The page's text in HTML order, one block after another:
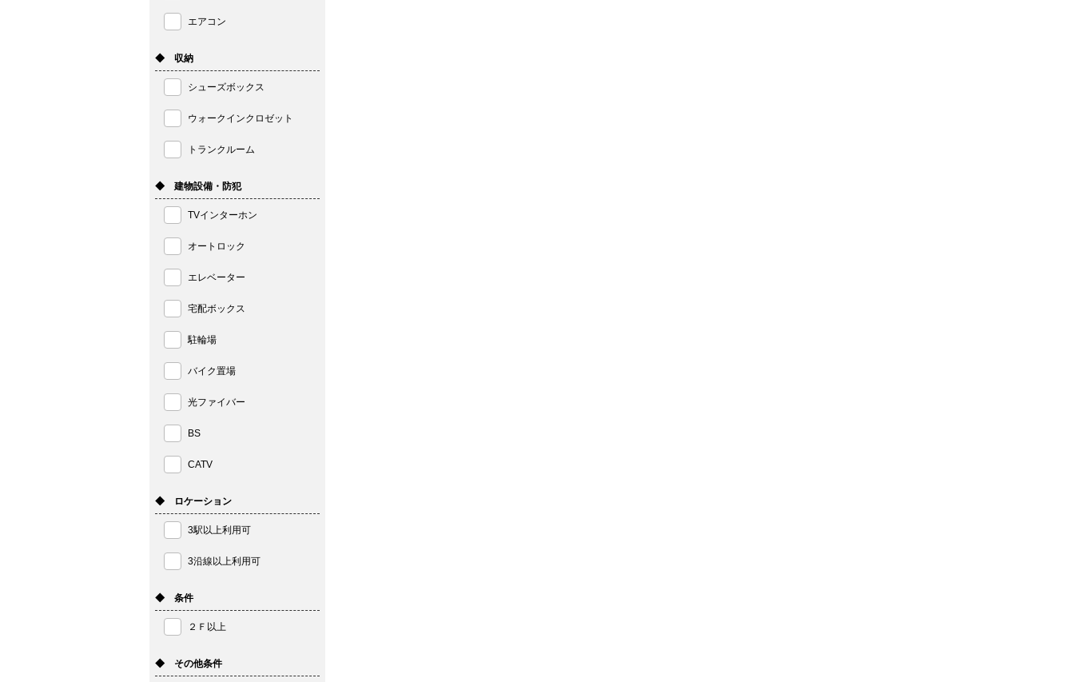
エアコン
◆ 収納
シューズボックス
ウォークインクロゼット
トランクルーム
◆ 建物設備・防犯
TVインターホン
オートロック
エレベーター
宅配ボックス
駐輪場
バイク置場
光ファイバー
BS
CATV
◆ ロケーション
3駅以上利用可
3沿線以上利用可
◆ 条件
２Ｆ以上
◆ その他条件